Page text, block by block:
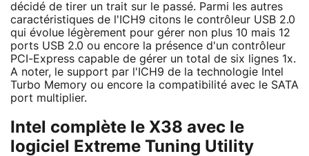
décidé de tirer un trait sur le passé. Parmi les autres
caractéristiques de l'ICH9 citons le contrôleur USB 2.0
qui évolue légèrement pour gérer non plus 10 mais 12
ports USB 2.0 ou encore la présence d'un contrôleur
PCI-Express capable de gérer un total de six lignes 1x.
A noter, le support par l'ICH9 de la technologie Intel
Turbo Memory ou encore la compatibilité avec le SATA
port multiplier.
Intel complète le X38 avec le
logiciel Extreme Tuning Utility